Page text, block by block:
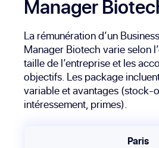
Manager
La rémunération d’un
Manager Biotech varie selon
taille de l’entreprise et les
objectifs. Les package
variable et avantages (stock-
intéressement, primes).
Paris